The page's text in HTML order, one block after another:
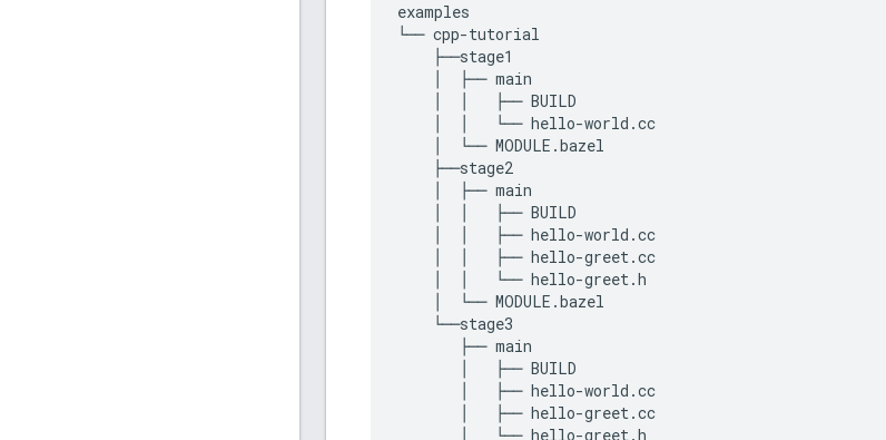
examples
└── cpp-tutorial
    ├──stage1
    │  ├── main
    │  │   ├── BUILD
    │  │   └── hello-world.cc
    │  └── MODULE.bazel
    ├──stage2
    │  ├── main
    │  │   ├── BUILD
    │  │   ├── hello-world.cc
    │  │   ├── hello-greet.cc
    │  │   └── hello-greet.h
    │  └── MODULE.bazel
    └──stage3
       ├── main
       │   ├── BUILD
       │   ├── hello-world.cc
       │   ├── hello-greet.cc
       │   └── hello-greet.h